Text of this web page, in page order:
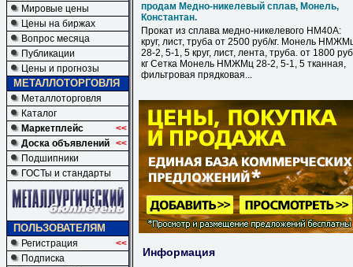
Мировые цены
Цены на биржах
Вопрос месяца
Публикации
Цены и прогнозы
МЕТАЛЛОТОРГОВЛЯ
Металлоторговля
Каталог
Маркетплейс
<<
Доска объявлений <<
Подшипники
ГОСТы и стандарты
ПОЛЬЗОВАТЕЛЯМ
Регистрация
<<
Подписка
продам Медно-никелевый сплав, Монель,
Константан.
Прокат из сплава медно-никелевого НМ40А:
круг, лист, труба от 2500 руб/кг. Монель
28-2, 5-1, 5 круг, лист, лента, труба. от 1800
кг Сетка Монель НМЖМц 28-2, 5-1, 5 тканная,
фильтровая прядковая...
Информация